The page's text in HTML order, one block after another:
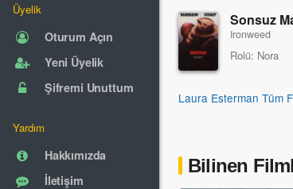
Üyelik
Oturum Açın
Yeni Üyelik
Şifremi Unuttum
Yardım
Hakkımızda
İletişim
Sonsuz
Ironweed
Rolü: Nora
Laura Esterman Tüm
Bilinen